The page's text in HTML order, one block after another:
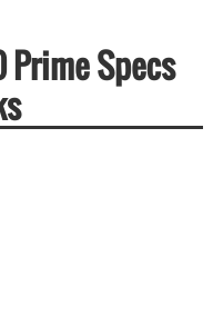
Prime Specs